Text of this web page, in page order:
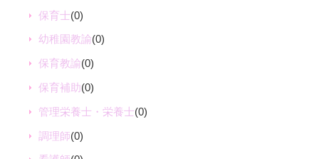
保育士(0)
幼稚園教諭(0)
保育教諭(0)
保育補助(0)
管理栄養士・栄養士(0)
調理師(0)